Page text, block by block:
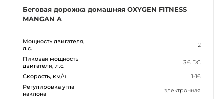
Беговая дорожка домашняя OXYGEN FITNESS
MANGAN A
Мощность двигателя,
л.с.
2
Пиковая мощность
двигателя, л.с.
3.6 DC
Скорость, км/ч
1-16
Регулировка угла
наклона
электронная